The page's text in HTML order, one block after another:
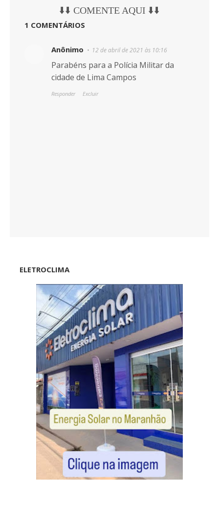
⬇️⬇️ COMENTE AQUI ⬇️⬇️
1 COMENTÁRIOS
Anônimo 12 de abril de 2021 às 10:16
Parabéns para a Polícia Militar da
cidade de Lima Campos
Responder Excluir
ELETROCLIMA